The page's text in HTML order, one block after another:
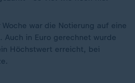
war die Notierung auf eine
Auch in Euro gerechnet wurde
Höchstwert erreicht, bei